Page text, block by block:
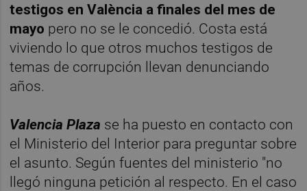
testigos en València a finales del mes de
mayo pero no se le concedió. Costa está
viviendo lo que otros muchos testigos de
temas de corrupción llevan denunciando
años.
Valencia Plaza se ha puesto en contacto con
el Ministerio del Interior para preguntar sobre
el asunto. Según fuentes del ministerio "no
llegó ninguna petición al respecto. En el caso